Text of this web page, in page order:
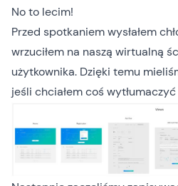
No to lecim!
Przed spotkaniem wysłałem
wrzuciłem na naszą wirtualną
użytkownika. Dzięki temu
jeśli chciałem coś